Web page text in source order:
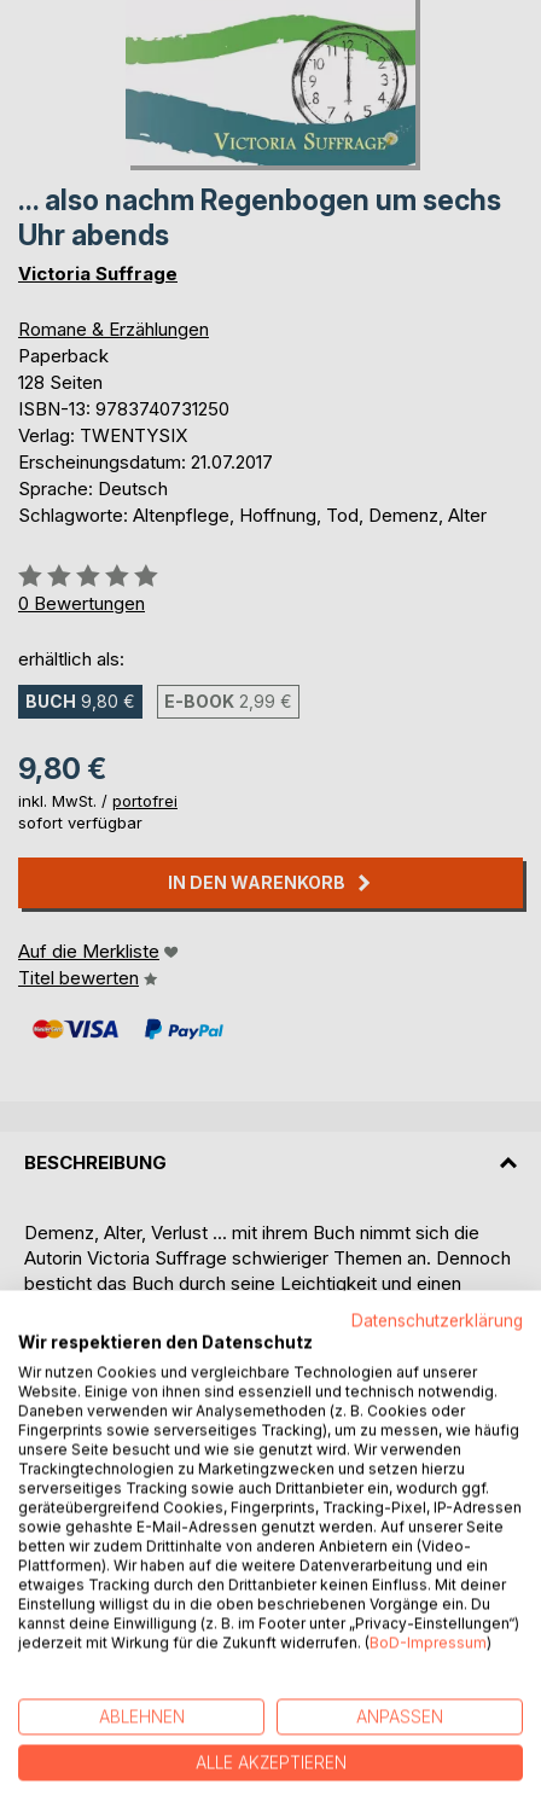
... also nachm Regenbogen um sechs
Uhr abends
Victoria Suffrage
Romane & Erzählungen
Paperback
128 Seiten
ISBN-13: 9783740731250
Verlag: TWENTYSIX
Erscheinungsdatum: 21.07.2017
Sprache: Deutsch
Schlagworte: Altenpflege, Hoffnung, Tod, Demenz, Alter
Bewertung::
0%
0 Bewertungen
erhältlich als:
BUCH 9,80 € E-BOOK 2,99 €
9,80 €
inkl. MwSt. / portofrei
sofort verfügbar
IN DEN WARENKORB
Auf die Merkliste
Titel bewerten
BESCHREIBUNG
Demenz, Alter, Verlust ... mit ihrem Buch nimmt sich die
Autorin Victoria Suffrage schwieriger Themen an. Dennoch
besticht das Buch durch seine Leichtigkeit und einen
tiefsinnigen Humor. Mit dem Witwer Paul und dem
Altenpfleger Alex zeichnet sie liebevolle Figuren,
authentisch und nah.
Klappentext:
"Melde gehorsamst, ich bin blöd, Herr Oberlajtnant." ...
meint Paul, knapp an die achtzig, mit Sonnenschein im
Herzen und manchmal auch im Kopf. Obwohl das Leben ein
Arschloch ist. Muss ja weitergehen, irgendwie. Seine Frau
Lissy ist gestorben, wartet auf ihn "nachm Regenbogen um
sechs Uhr abends". Und die 43-jährige Tochter schreit.
Fast immer. Besonders, wenn Nuschi nicht da ist, das
Katzenviech.
Könnte er aushalten, gäbe es nicht die teuflische
Hingabe und Humor.
Dann ist Nuschi weg und es bleiben nur noch zwei Tage,
bis Alex für immer gehen will.
Datenschutzerklärung
Wir respektieren den Datenschutz
Wir nutzen Cookies und vergleichbare Technologien auf unserer
Website. Einige von ihnen sind essenziell und technisch notwendig.
Daneben verwenden wir Analysemethoden (z. B. Cookies oder
Fingerprints sowie serverseitiges Tracking), um zu messen, wie häufig
unsere Seite besucht und wie sie genutzt wird. Wir verwenden
Trackingtechnologien zu Marketingzwecken und setzen hierzu
serverseitiges Tracking sowie auch Drittanbieter ein, wodurch ggf.
geräteübergreifend Cookies, Fingerprints, Tracking-Pixel, IP-Adressen
sowie gehashte E-Mail-Adressen genutzt werden. Auf unserer Seite
betten wir zudem Drittinhalte von anderen Anbietern ein (Video-
Plattformen). Wir haben auf die weitere Datenverarbeitung und ein
etwaiges Tracking durch den Drittanbieter keinen Einfluss. Mit deiner
Einstellung willigst du in die oben beschriebenen Vorgänge ein. Du
kannst deine Einwilligung (z. B. im Footer unter „Privacy-Einstellungen“)
jederzeit mit Wirkung für die Zukunft widerrufen. (BoD-Impressum)
ABLEHNEN ANPASSEN
ALLE AKZEPTIEREN